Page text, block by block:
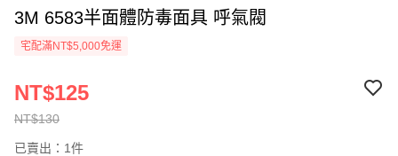
3M 6583半面體防毒面具 呼氣閥
宅配滿NT$5,000免運
NT$130
NT$125
已賣出：1件